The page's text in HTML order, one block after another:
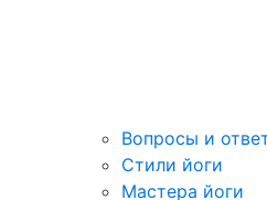
Вопросы и
Стили йоги
Мастера йоги